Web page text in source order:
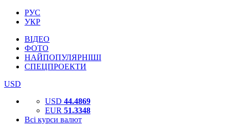
РУС
УКР
ВІДЕО
ФОТО
НАЙПОПУЛЯРНІШІ
СПЕЦПРОЕКТИ
USD
USD 44.4869
EUR 51.3348
Всі курси валют